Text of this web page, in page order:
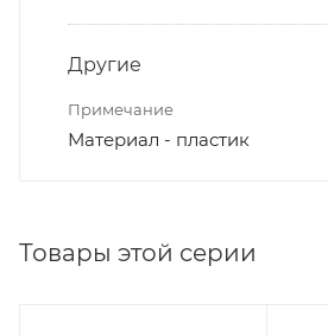
Другие
Примечание
Материал - пластик
Товары этой серии